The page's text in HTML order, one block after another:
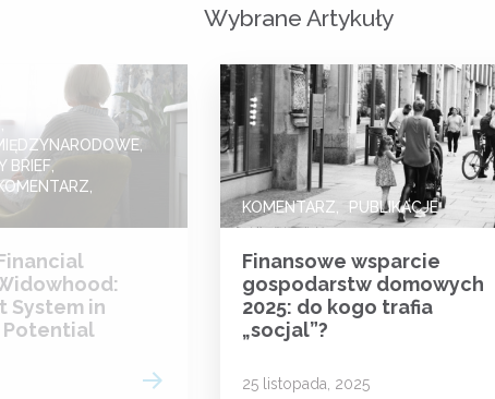
Wybrane Artykuły
BRIEF
System in
Potential
Read more
KOMENTARZ PUBLIKACJE
Finansowe wsparcie
gospodarstw domowych
2025: do kogo trafia
„socjal”?
25 listopada, 2025